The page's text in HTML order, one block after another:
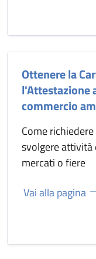
Ottenere la
l'Attestazione
commercio
Come
svolgere attività
mercati o fiere
Vai alla pagina